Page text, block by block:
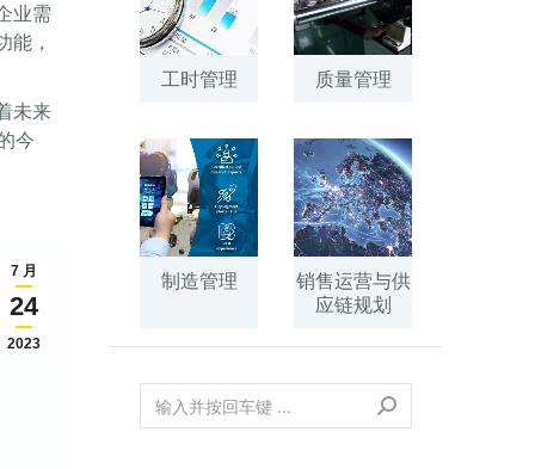
业需
能，
未来
今
7 月
24
2023
工时管理 质量管理
制造管理
销售运营与供
应链规划